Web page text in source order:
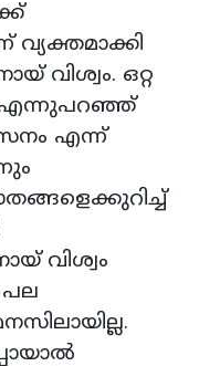
വ്യക്തമാക്കി
വിശ്വം. ഒറ്റ
എന്നുപറഞ്ഞ്
എന്ന്
വിശ്വം
പല